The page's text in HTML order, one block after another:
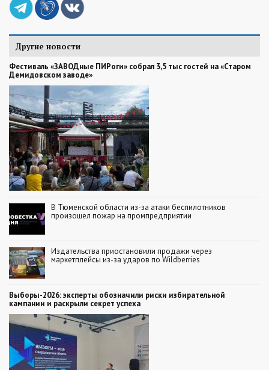
Другие новости
Фестиваль «ЗАВОДные ПИРоги» собрал 3,5 тыс гостей на «Старом
Демидовском заводе»
В Тюменской области из-за атаки беспилотников
произошел пожар на промпредприятии
Издательства приостановили продажи через
маркетплейсы из-за ударов по Wildberries
Выборы-2026: эксперты обозначили риски избирательной
кампании и раскрыли секрет успеха